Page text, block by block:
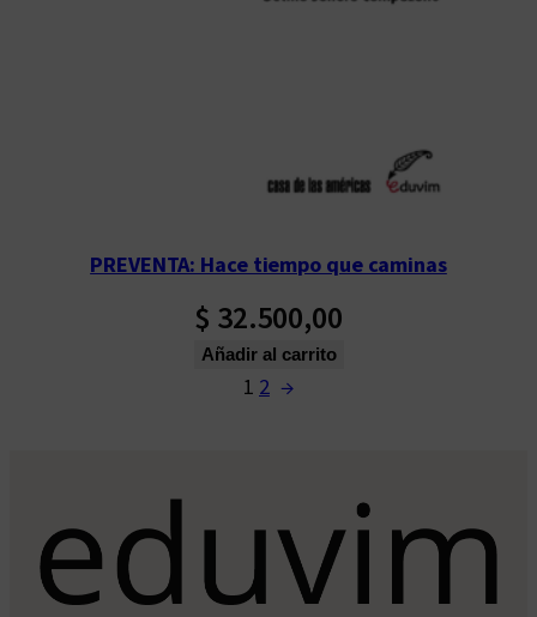
PREVENTA: Hace tiempo que caminas
$ 32.500,00
Añadir al carrito
1 2 →